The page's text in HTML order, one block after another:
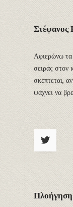
Στέφανος
Αφιερώνω τα
σειράς στον
σκέπτεται,
ψάχνει να
Πλοήγηση